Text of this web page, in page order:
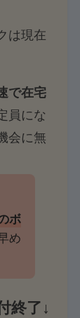
は現在
で在宅
員にな
会に無
ボ
め
終了↓